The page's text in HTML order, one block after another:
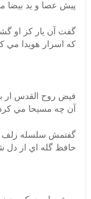
پيش عصا و يد بيضا
گفت آن يار کز او
که اسرار هويدا مي
فيض روح القدس ار
آن چه مسيحا مي
گفتمش سلسله زلف
حافظ گله اي از دل